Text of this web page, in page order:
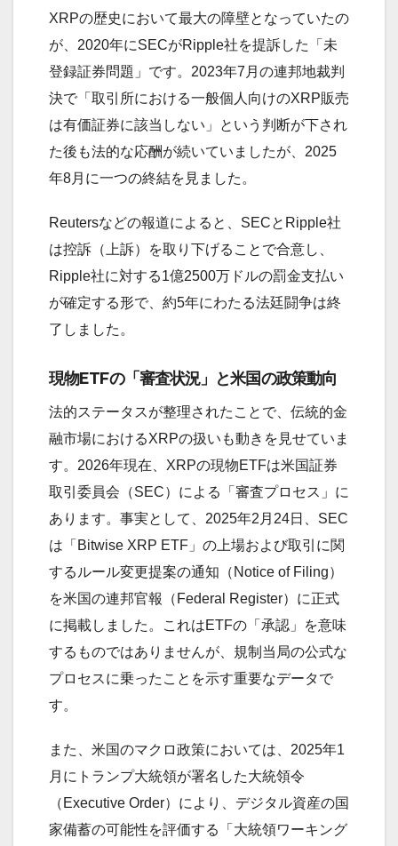
XRPの歴史において最大の障壁となっていたの
が、2020年にSECがRipple社を提訴した「未
登録証券問題」です。2023年7月の連邦地裁判
決で「取引所における一般個人向けのXRP販売
は有価証券に該当しない」という判断が下され
た後も法的な応酬が続いていましたが、2025
年8月に一つの終結を見ました。
Reutersなどの報道によると、SECとRipple社
は控訴（上訴）を取り下げることで合意し、
Ripple社に対する1億2500万ドルの罰金支払い
が確定する形で、約5年にわたる法廷闘争は終
了しました。
現物ETFの「審査状況」と米国の政策動向
法的ステータスが整理されたことで、伝統的金
融市場におけるXRPの扱いも動きを見せていま
す。2026年現在、XRPの現物ETFは米国証券
取引委員会（SEC）による「審査プロセス」に
あります。事実として、2025年2月24日、SEC
は「Bitwise XRP ETF」の上場および取引に関
するルール変更提案の通知（Notice of Filing）
を米国の連邦官報（Federal Register）に正式
に掲載しました。これはETFの「承認」を意味
するものではありませんが、規制当局の公式な
プロセスに乗ったことを示す重要なデータで
す。
また、米国のマクロ政策においては、2025年1
月にトランプ大統領が署名した大統領令
（Executive Order）により、デジタル資産の国
家備蓄の可能性を評価する「大統領ワーキング